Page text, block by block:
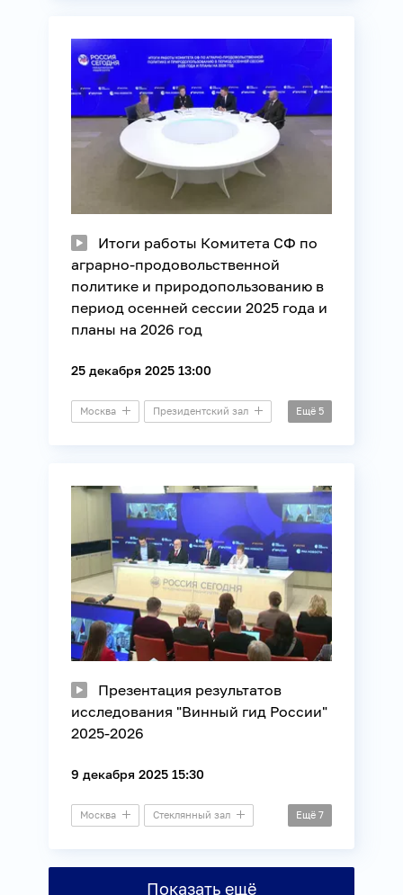
Сельское хозяйство
Итоги работы Комитета CФ по
аграрно-продовольственной
политике и природопользованию в
период осенней сессии 2025 года и
планы на 2026 год
25 декабря 2025 13:00
Москва Президентский зал
Сельское хозяйство
Ещё 5
Презентация результатов
исследования "Винный гид России"
2025-2026
9 декабря 2025 15:30
Москва Стеклянный зал
Потребители
Ещё 7
Показать ещё